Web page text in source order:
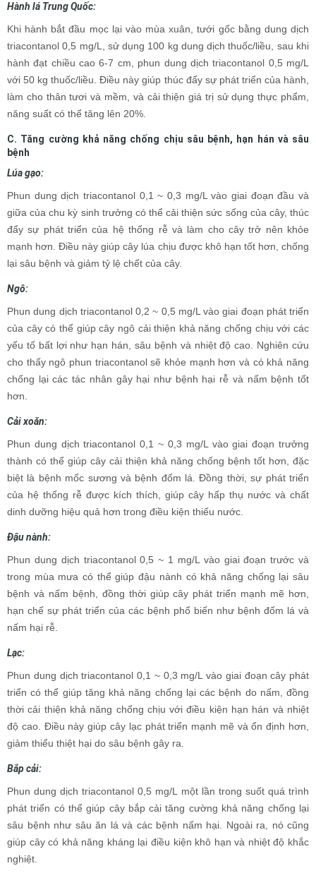
Hành lá Trung Quốc:
Khi hành bắt đầu mọc lại vào mùa xuân, tưới gốc bằng dung dịch
triacontanol 0,5 mg/L, sử dụng 100 kg dung dịch thuốc/liều, sau khi
hành đạt chiều cao 6-7 cm, phun dung dịch triacontanol 0,5 mg/L
với 50 kg thuốc/liều. Điều này giúp thúc đẩy sự phát triển của hành,
làm cho thân tươi và mềm, và cải thiện giá trị sử dụng thực phẩm,
năng suất có thể tăng lên 20%.
C. Tăng cường khả năng chống chịu sâu bệnh, hạn hán và sâu
bệnh
Lúa gạo:
Phun dung dịch triacontanol 0,1 ~ 0,3 mg/L vào giai đoạn đầu và
giữa của chu kỳ sinh trưởng có thể cải thiện sức sống của cây, thúc
đẩy sự phát triển của hệ thống rễ và làm cho cây trở nên khỏe
mạnh hơn. Điều này giúp cây lúa chịu được khô hạn tốt hơn, chống
lại sâu bệnh và giảm tỷ lệ chết của cây.
Ngô:
Phun dung dịch triacontanol 0,2 ~ 0,5 mg/L vào giai đoạn phát triển
của cây có thể giúp cây ngô cải thiện khả năng chống chịu với các
yếu tố bất lợi như hạn hán, sâu bệnh và nhiệt độ cao. Nghiên cứu
cho thấy ngô phun triacontanol sẽ khỏe mạnh hơn và có khả năng
chống lại các tác nhân gây hại như bệnh hại rễ và nấm bệnh tốt
hơn.
Cải xoăn:
Phun dung dịch triacontanol 0,1 ~ 0,3 mg/L vào giai đoạn trưởng
thành có thể giúp cây cải thiện khả năng chống bệnh tốt hơn, đặc
biệt là bệnh mốc sương và bệnh đốm lá. Đồng thời, sự phát triển
của hệ thống rễ được kích thích, giúp cây hấp thụ nước và chất
dinh dưỡng hiệu quả hơn trong điều kiện thiếu nước.
Đậu nành:
Phun dung dịch triacontanol 0,5 ~ 1 mg/L vào giai đoạn trước và
trong mùa mưa có thể giúp đậu nành có khả năng chống lại sâu
bệnh và nấm bệnh, đồng thời giúp cây phát triển mạnh mẽ hơn,
hạn chế sự phát triển của các bệnh phổ biến như bệnh đốm lá và
nấm hại rễ.
Lạc:
Phun dung dịch triacontanol 0,1 ~ 0,3 mg/L vào giai đoạn cây phát
triển có thể giúp tăng khả năng chống lại các bệnh do nấm, đồng
thời cải thiện khả năng chống chịu với điều kiện hạn hán và nhiệt
độ cao. Điều này giúp cây lạc phát triển mạnh mẽ và ổn định hơn,
giảm thiểu thiệt hại do sâu bệnh gây ra.
Bắp cải:
Phun dung dịch triacontanol 0,5 mg/L một lần trong suốt quá trình
phát triển có thể giúp cây bắp cải tăng cường khả năng chống lại
sâu bệnh như sâu ăn lá và các bệnh nấm hại. Ngoài ra, nó cũng
giúp cây có khả năng kháng lại điều kiện khô hạn và nhiệt độ khắc
nghiệt.